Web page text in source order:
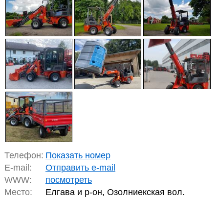
Телефон: Показать номер
E-mail:
Отправить e-mail
WWW:
посмотреть
Место:
Елгава и р-он, Озолниекская вол.